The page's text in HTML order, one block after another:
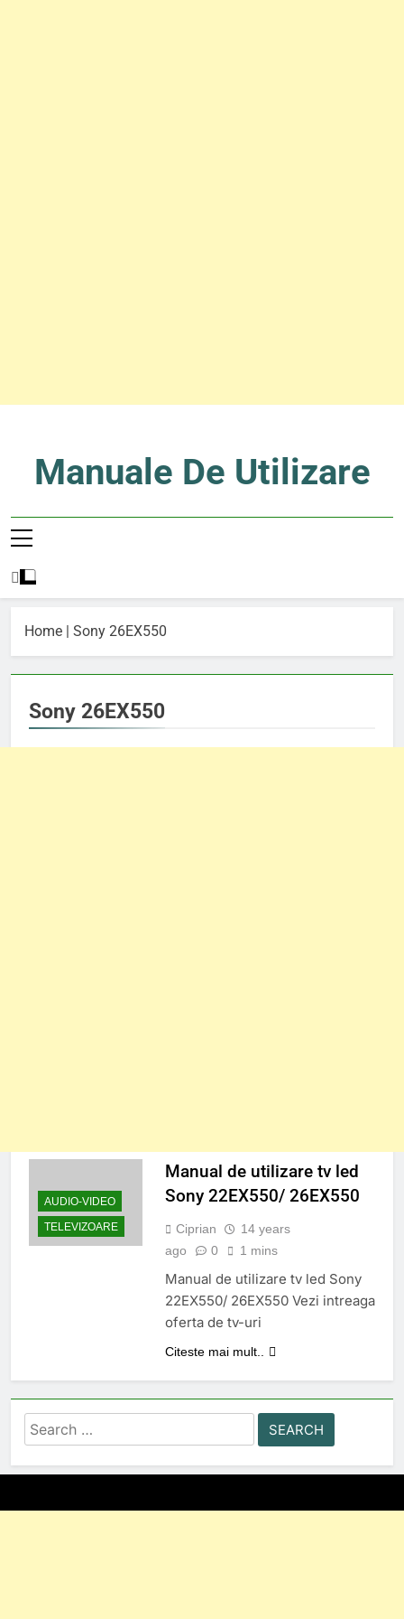
contentManuale De Utilizare
Home | Sony 26EX550
Sony 26EX550
AUDIO-VIDEO
TELEVIZOARE
Manual de utilizare tv led
Sony 22EX550/ 26EX550
Ciprian
14 years
ago
0 1 mins
Manual de utilizare tv led Sony
22EX550/ 26EX550 Vezi intreaga
oferta de tv-uri
Citeste mai mult..
Search
for: